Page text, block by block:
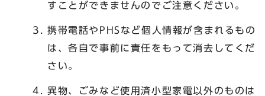
すことができませんのでご注意ください。
携帯電話やPHSなど個人情報が含まれるもの
は、各自で事前に責任をもって消去してくだ
さい。
異物、ごみなど使用済小型家電以外のものは